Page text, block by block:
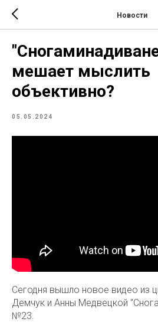
Новости
мешает мыслить
объективно?
05.05.2024
Сегодня вышло новое видео из
Демчук и Анны Медвецкой
№23.